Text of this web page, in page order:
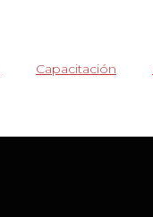
Capacitación